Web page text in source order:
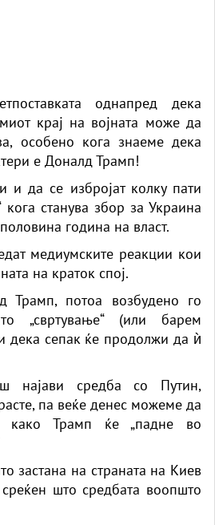
однапред дека
крај на војната може да
особено кога знаеме дека
е Доналд Трамп!
да се избројат колку пати
кога станува збор за Украина
година на власт.
медиумските реакции кои
на краток спој.
Трамп, потоа возбудено го
„свртување“ (или барем
дека сепак ќе продолжи да ѝ
најави средба со Путин,
па веќе денес можеме да
како Трамп ќе „падне во
застана на страната на Киев
што средбата воопшто